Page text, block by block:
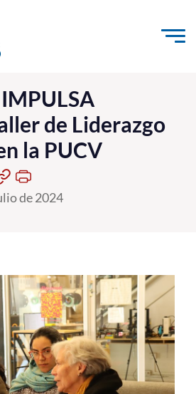
al contenido
e Innovación
de Liderazgo
la PUCV
de 2024